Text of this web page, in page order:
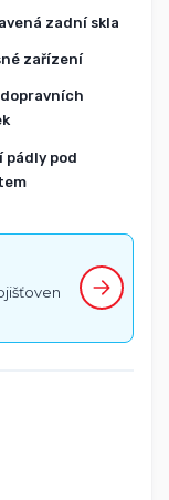
zadní skla
zařízení
pádly pod